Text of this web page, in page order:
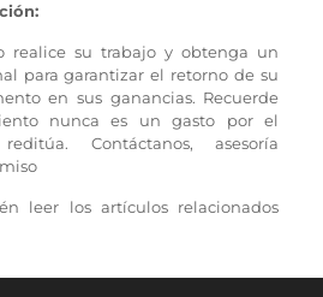
realice su trabajo y obtenga un
para garantizar el retorno de su
en sus ganancias. Recuerde
nunca es un gasto por el
Contáctanos, asesoría
leer los artículos relacionados